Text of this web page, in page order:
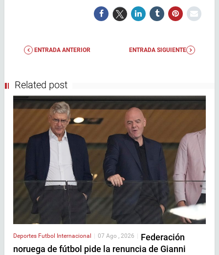
ENTRADA ANTERIOR ENTRADA SIGUIENTE
Related post
Deportes Futbol Internacional 07 Ago , 2026
Federación
noruega de fútbol pide la renuncia de Gianni